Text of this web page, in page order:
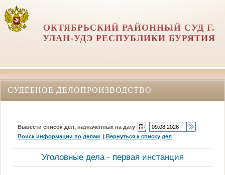
ОКТЯБРЬСКИЙ РАЙОННЫЙ СУД Г.
УЛАН-УДЭ РЕСПУБЛИКИ БУРЯТИЯ
СУДЕБНОЕ ДЕЛОПРОИЗВОДСТВО
Вывести список дел, назначенных на дату
Поиск информации по делам |Вернуться к списку дел
Уголовные дела - первая инстанция